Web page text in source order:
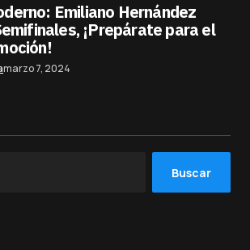
Emiliano Hernández
¡Prepárate para el
marzo 7, 2024
Buscar